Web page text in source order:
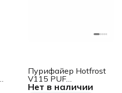
Нет в наличии
Пурифайер Hotfrost
V115 PUF
напольный